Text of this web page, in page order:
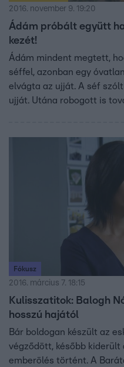
2016. november 9. 19:20
Ádám próbált együtt
kezét!
Ádám mindent megtett,
séffel, azonban egy
elvágta az ujját. A séf
ujját. Utána robogott is
Fókusz
2016. március 7. 18:15
Kulisszatitok: Balogh
hosszú hajától
Bár boldogan készült az
végződött, később kiderült
emberölés történt. A